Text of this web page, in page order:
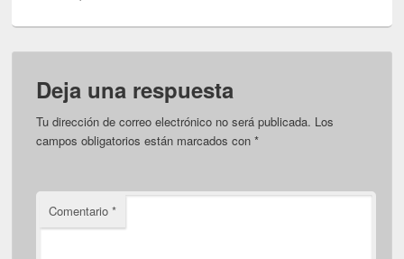
Deja una respuesta
Tu dirección de correo electrónico no será publicada. Los
campos obligatorios están marcados con*
Comentario*